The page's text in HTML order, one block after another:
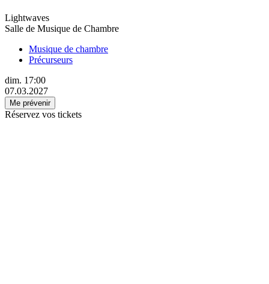
Lightwaves
Salle de Musique de Chambre
Musique de chambre
Précurseurs
dim. 17:00
07.03.2027
Me prévenir
Réservez vos tickets